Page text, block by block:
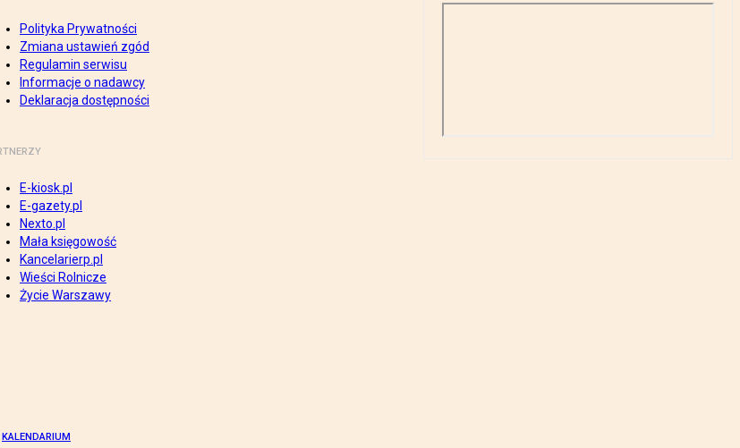
Polityka Prywatności
Zmiana ustawień zgód
Regulamin serwisu
Informacje o nadawcy
Deklaracja dostępności
E-kiosk.pl
E-gazety.pl
Nexto.pl
Mała księgowość
Kancelarierp.pl
Wieści Rolnicze
Życie Warszawy
KALENDARIUM